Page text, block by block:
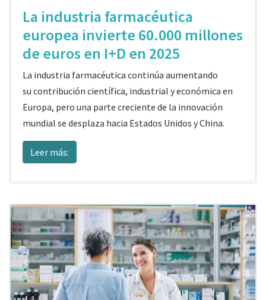
La industria farmacéutica
europea invierte 60.000 millones
de euros en I+D en 2025
La industria farmacéutica continúa aumentando
su contribución científica, industrial y económica en
Europa, pero una parte creciente de la innovación
mundial se desplaza hacia Estados Unidos y China.
Leer más: